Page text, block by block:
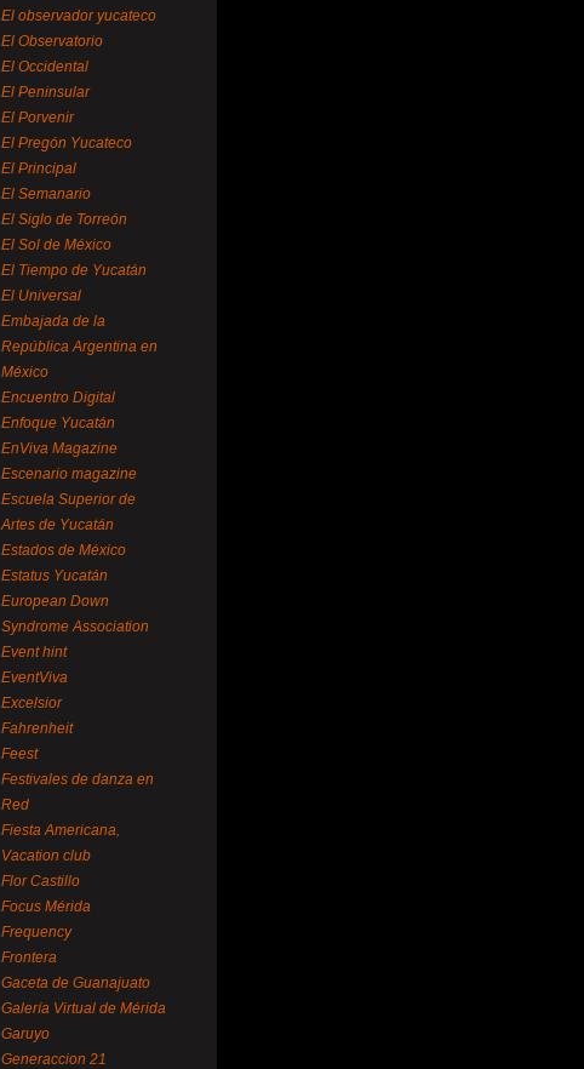
El observador yucateco
El Observatorio
El Occidental
El Peninsular
El Porvenir
El Pregón Yucateco
El Principal
El Semanario
El Siglo de Torreón
El Sol de México
El Tiempo de Yucatán
El Universal
Embajada de la
República Argentina en
México
Encuentro Digital
Enfoque Yucatán
EnViva Magazine
Escenario magazine
Escuela Superior de
Artes de Yucatán
Estados de México
Estatus Yucatán
European Down
Syndrome Association
Event hint
EventViva
Excelsior
Fahrenheit
Feest
Festivales de danza en
Red
Fiesta Americana,
Vacation club
Flor Castillo
Focus Mérida
Frequency
Frontera
Gaceta de Guanajuato
Galería Virtual de Mérida
Garuyo
Generaccion 21